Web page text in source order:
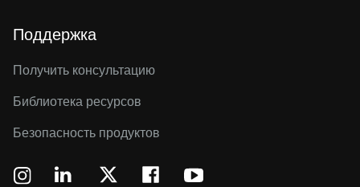
Поддержка
Получить консультацию
Библиотека ресурсов
Безопасность продуктов